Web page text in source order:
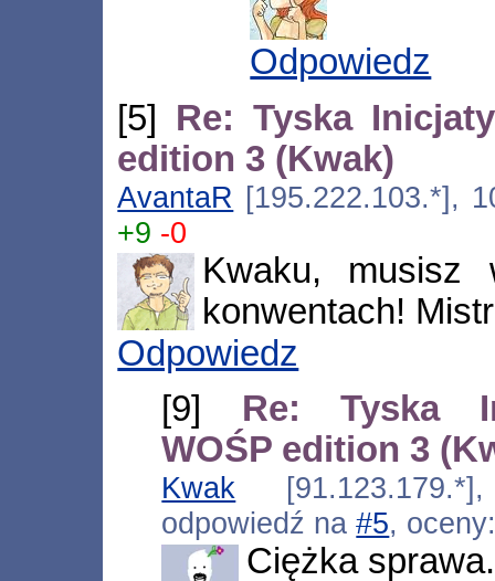
Odpowiedz
[5] Re: Tyska
edition 3 (Kwak)
AvantaR [195.222.103.*],
+9 -0
Kwaku, musisz
konwentach!
Odpowiedz
[9] Re: Tyska
WOŚP edition 3
Kwak
odpowiedź na#5,
Ciężka